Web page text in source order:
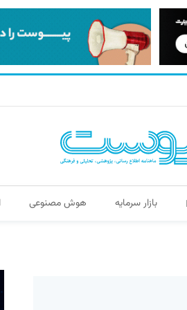
بازار سرمایه هوش مصنوعی